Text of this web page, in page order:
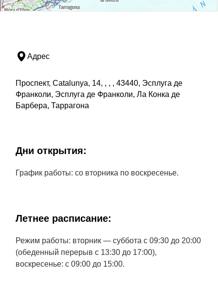
Адрес
Проспект, Catalunya, 14, , , , 43440, Эсплуга де
Франколи, Эсплуга де Франколи, Ла Конка де
Барбера, Таррагона
Дни открытия:
График работы: со вторника по воскресенье.
Летнее расписание:
Режим работы: вторник — суббота с 09:30 до 20:00
(обеденный перерыв с 13:30 до 17:00),
воскресенье: с 09:00 до 15:00.